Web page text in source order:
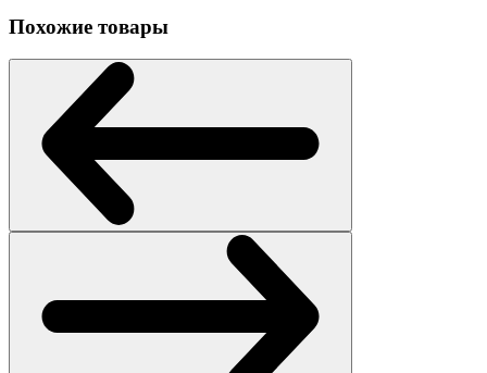
Похожие товары